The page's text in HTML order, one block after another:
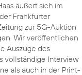
äußert sich im
Frankfurter
zur 5G-Auktion
Wir veröffentlichen
Auszüge des
vollständige Interview
als auch in der Print-